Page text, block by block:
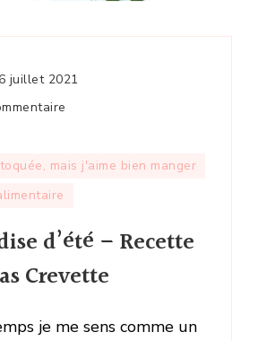
juillet 2021
L’ananas
Crevette
mais j'aime bien manger
d’été – Recette
Crevette
je me sens comme un